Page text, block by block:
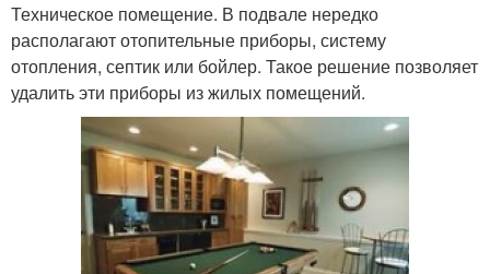
Техническое помещение. В подвале нередко
располагают отопительные приборы, систему
отопления, септик или бойлер. Такое решение позволяет
удалить эти приборы из жилых помещений.